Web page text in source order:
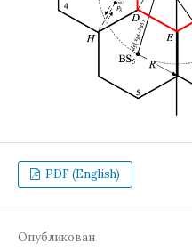
PDF (English)
Опубликован